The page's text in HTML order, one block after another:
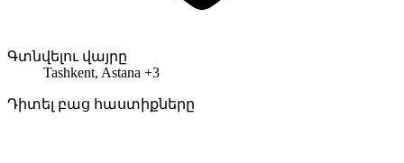
Գտնվելու վայրը
Tashkent, Astana +3
Դիտել բաց հաստիքները